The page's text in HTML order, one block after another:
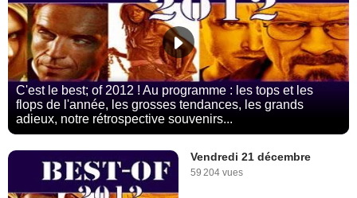
C'est le best; of 2012 ! Au programme : les tops et les
flops de l'année, les grosses tendances, les grands
adieux, notre rétrospective souvenirs...
Vendredi 21 décembre
59 204 vues